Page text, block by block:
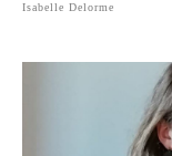
Isabelle Delorme